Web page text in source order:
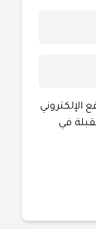
الإلكتروني
في